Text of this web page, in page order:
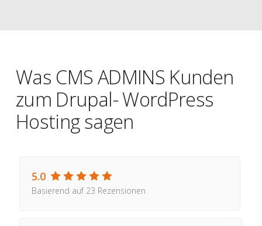
Was CMS ADMINS Kunden
zum Drupal- WordPress
Hosting sagen
5.0
Basierend auf 23 Rezensionen